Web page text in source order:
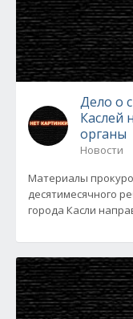
Дело о
Каслей
органы
Новости
Материалы
десятимесячного
города Касли